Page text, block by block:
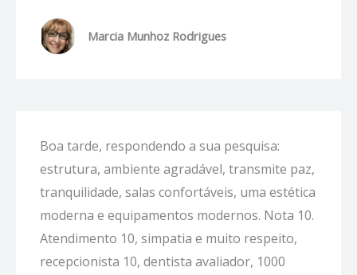
Marcia Munhoz Rodrigues
Boa tarde, respondendo a sua pesquisa:
estrutura, ambiente agradável, transmite paz,
tranquilidade, salas confortáveis, uma estética
moderna e equipamentos modernos. Nota 10.
Atendimento 10, simpatia e muito respeito,
recepcionista 10, dentista avaliador, 1000